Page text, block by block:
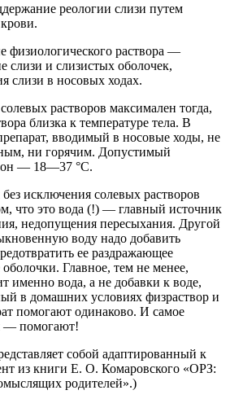
реологии слизи путем
физиологического раствора —
слизи и слизистых оболочек,
слизи в носовых ходах.
растворов максимален тогда,
близка к температуре тела. В
вводимый в носовые ходы, не
ни горячим. Допустимый
— 18—37 °С.
исключения солевых растворов
что это вода (!) — главный источник
недопущения пересыхания. Другой
воду надо добавить
ее раздражающее
Главное, тем не менее,
именно вода, а не добавки к воде,
в домашних условиях физраствор и
помогают одинаково. И самое
— помогают!
собой адаптированный к
из книги Е. О. Комаровского «ОРЗ:
родителей».)